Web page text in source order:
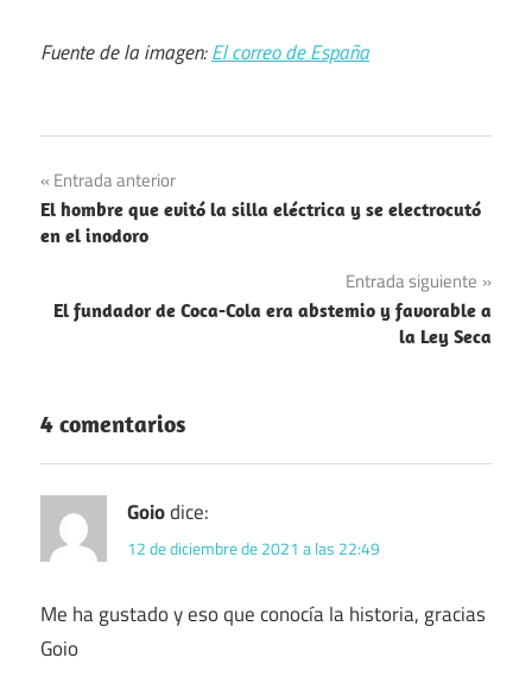
Fuente de la imagen:El correo de España
Civil
Española
Navegación
de
Entrada anterior
El hombre que evitó la silla eléctrica y se electrocutó
en el inodoro
Entrada siguiente
El fundador de Coca-Cola era abstemio y favorable a
la Ley Seca
4 comentarios
Goiodice:
12 de diciembre de 2021 a las 22:49
Me ha gustado y eso que conocía la historia, gracias
Goio